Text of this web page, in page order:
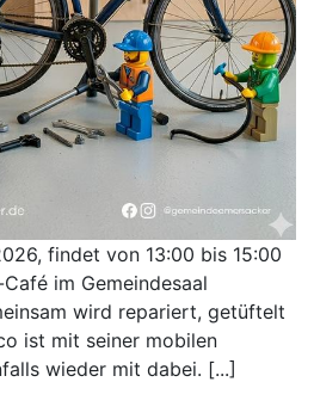
findet von 13:00 bis 15:00
im Gemeindesaal
wird repariert, getüftelt
ist mit seiner mobilen
wieder mit dabei. [...]